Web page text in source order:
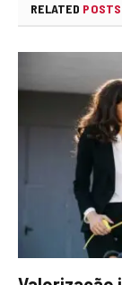
RELATED POSTS